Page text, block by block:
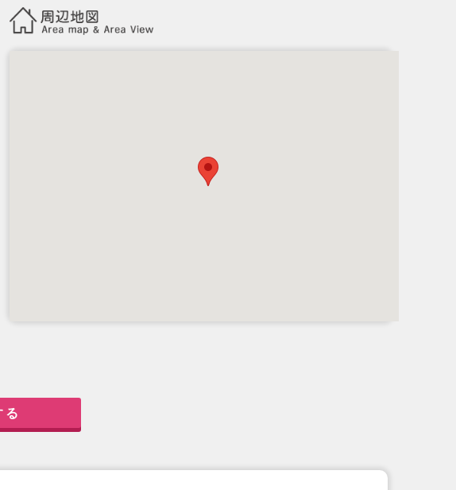
る